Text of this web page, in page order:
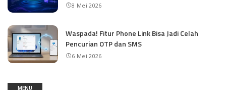
8 Mei 2026
Waspada! Fitur Phone Link Bisa Jadi Celah
Pencurian OTP dan SMS
6 Mei 2026
MENU